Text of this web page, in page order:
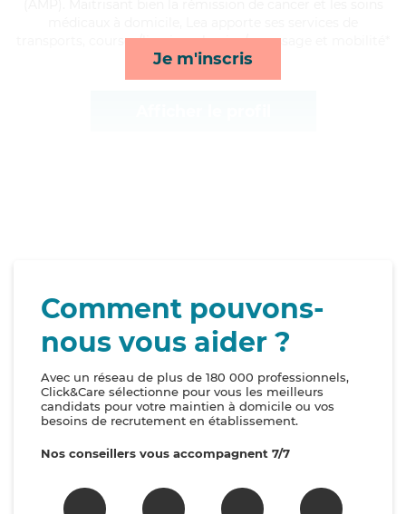
Je m'inscris
transports, courses/livraison, lessive/repassage et mobilité*
Comment pouvons-
nous vous aider ?
Avec un réseau de plus de 180 000 professionnels,
Click&Care sélectionne pour vous les meilleurs
candidats pour votre maintien à domicile ou vos
besoins de recrutement en établissement.
Nos conseillers vous accompagnent 7/7